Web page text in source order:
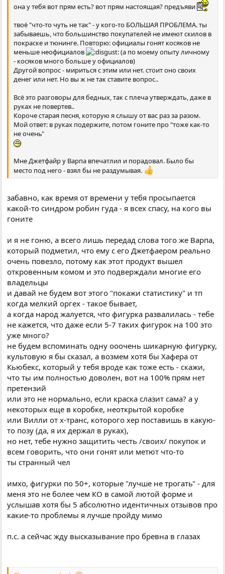
она у тебя вот прям есть? вот прям настоящая? предъяви
твоё "что-то чуть не так" - у кого-то БОЛЬШАЯ ПРОБЛЕМА. ты
забываешь, что большинство покупателей не имеют скилов в
покраске и тюнинге. Повторю: официалы гонят косяков не
меньше неофициалов
(а по моему опыту личному
- косяков много больше у официалов)
Другой вопрос - мириться с этим или нет. стоит оно своих
денег или нет. Но вы ж не так ставите вопрос..
Всё это разговоры для бедных, так с плеча утверждать, даже в
руках не повертев..
Короче старая песня, которую я слышу от вас раз за разом.
Мой ответ: в руках подержите, потом гоните про "тоже как-то
не очень"
Мне Джетфайр у Варпа впечатлил и порадовал. Было бы
место под него - взял бы не раздумывая.
забавно, как время от времени у тебя просыпается
какой-то синдром робин гуда - я всех спасу, на кого вы
гоните
и я не гоню, а всего лишь передад слова того же Варпа,
который подметил, что ему с его Джетфаером реально
очень повезло, потому как этот продукт вышел
откровенным комом и это подверждали многие его
владельцы
и давай не будем вот этого "покажи статистику" и тп
когда мелкий оргех - такое бывает,
а когда народ жалуется, что фигурка развалилась - тебе
не кажется, что даже если 5-7 таких фигурок на 100 это
уже много?
не будем вспоминать одну ооочень шикарную фигурку,
культовую я бы сказал, а возмем хотя бы Хафера от
Кьюбекс, который у тебя вроде как тоже есть - скажи,
что ты им полностью доволен, вот на 100% прям нет
претензий
или это не нормально, если краска слазит сама? а у
некоторых еще в коробке, неоткрытой коробке
или Вилли от х-транс, которого хер поставишь в какую-
то позу (да, я их держал в руках),
но нет, тебе нужно защитить честь /своих/ покупок и
всем говорить, что они гонят или метют что-то
ты странный чел
имхо, фигурки по 50+, которые "лучше не трогать" - для
меня это не более чем КО в самой лютой форме и
услышав хотя бы 5 абсолютно идентичных отзывов про
какие-то проблемы я лучше пройду мимо
п.с. а сейчас жду высказывание про бревна в глазах